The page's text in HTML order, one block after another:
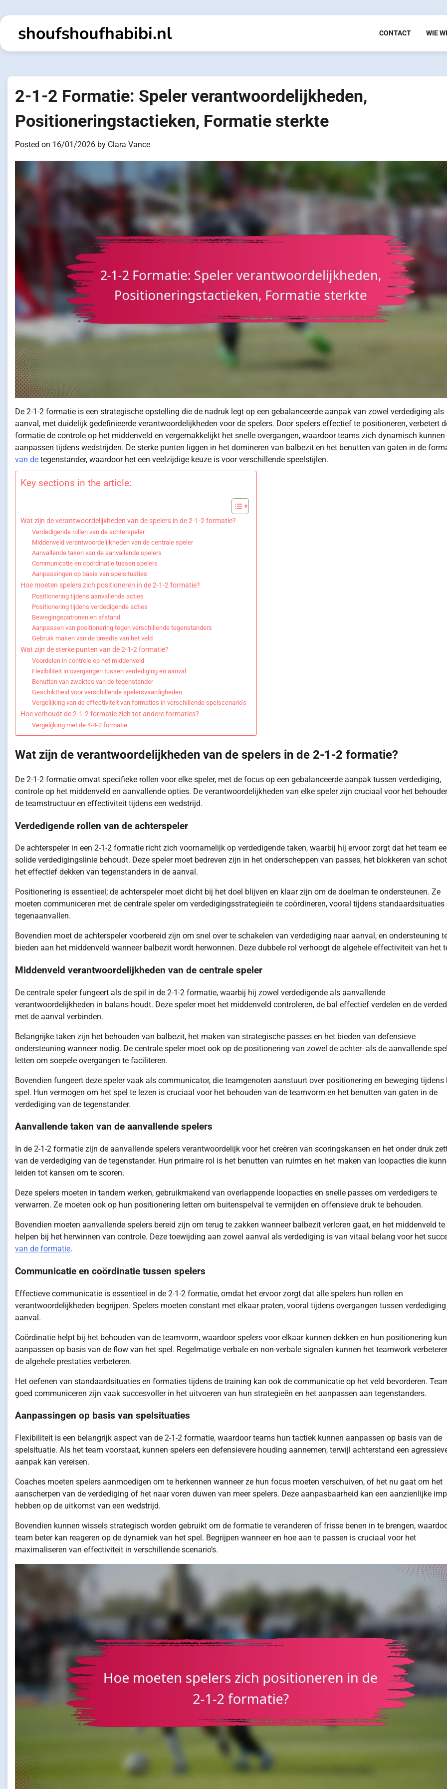
to
contentshoufshoufhabibi.nl CONTACT WIE
2-1-2 Formatie: Speler verantwoordelijkheden,
Positioneringstactieken, Formatie sterkte
Posted on 16/01/2026 by Clara Vance
De 2-1-2 formatie is een strategische opstelling die de nadruk legt op een gebalanceerde aanpak van zowel verdediging als
aanval, met duidelijk gedefinieerde verantwoordelijkheden voor de spelers. Door spelers effectief te positioneren, verbetert
formatie de controle op het middenveld en vergemakkelijkt het snelle overgangen, waardoor teams zich dynamisch kunnen
aanpassen tijdens wedstrijden. De sterke punten liggen in het domineren van balbezit en het benutten van gaten in de
van de tegenstander, waardoor het een veelzijdige keuze is voor verschillende speelstijlen.
Key sections in the article:
Wat zijn de verantwoordelijkheden van de spelers in de 2-1-2 formatie?
Verdedigende rollen van de achterspeler
Middenveld verantwoordelijkheden van de centrale speler
Aanvallende taken van de aanvallende spelers
Communicatie en coördinatie tussen spelers
Aanpassingen op basis van spelsituaties
Hoe moeten spelers zich positioneren in de 2-1-2 formatie?
Positionering tijdens aanvallende acties
Positionering tijdens verdedigende acties
Bewegingspatronen en afstand
Aanpassen van positionering tegen verschillende tegenstanders
Gebruik maken van de breedte van het veld
Wat zijn de sterke punten van de 2-1-2 formatie?
Voordelen in controle op het middenveld
Flexibiliteit in overgangen tussen verdediging en aanval
Benutten van zwaktes van de tegenstander
Geschiktheid voor verschillende spelersvaardigheden
Vergelijking van de effectiviteit van formaties in verschillende spelscenario’s
Hoe verhoudt de 2-1-2 formatie zich tot andere formaties?
Vergelijking met de 4-4-2 formatie
Wat zijn de verantwoordelijkheden van de spelers in de 2-1-2 formatie?
De 2-1-2 formatie omvat specifieke rollen voor elke speler, met de focus op een gebalanceerde aanpak tussen verdediging,
controle op het middenveld en aanvallende opties. De verantwoordelijkheden van elke speler zijn cruciaal voor het
de teamstructuur en effectiviteit tijdens een wedstrijd.
Verdedigende rollen van de achterspeler
De achterspeler in een 2-1-2 formatie richt zich voornamelijk op verdedigende taken, waarbij hij ervoor zorgt dat het team
solide verdedigingslinie behoudt. Deze speler moet bedreven zijn in het onderscheppen van passes, het blokkeren van
het effectief dekken van tegenstanders in de aanval.
Positionering is essentieel; de achterspeler moet dicht bij het doel blijven en klaar zijn om de doelman te ondersteunen. Ze
moeten communiceren met de centrale speler om verdedigingsstrategieën te coördineren, vooral tijdens standaardsituaties
tegenaanvallen.
Bovendien moet de achterspeler voorbereid zijn om snel over te schakelen van verdediging naar aanval, en ondersteuning
bieden aan het middenveld wanneer balbezit wordt herwonnen. Deze dubbele rol verhoogt de algehele effectiviteit van het
Middenveld verantwoordelijkheden van de centrale speler
De centrale speler fungeert als de spil in de 2-1-2 formatie, waarbij hij zowel verdedigende als aanvallende
verantwoordelijkheden in balans houdt. Deze speler moet het middenveld controleren, de bal effectief verdelen en de
met de aanval verbinden.
Belangrijke taken zijn het behouden van balbezit, het maken van strategische passes en het bieden van defensieve
ondersteuning wanneer nodig. De centrale speler moet ook op de positionering van zowel de achter- als de aanvallende
letten om soepele overgangen te faciliteren.
Bovendien fungeert deze speler vaak als communicator, die teamgenoten aanstuurt over positionering en beweging tijdens
spel. Hun vermogen om het spel te lezen is cruciaal voor het behouden van de teamvorm en het benutten van gaten in de
verdediging van de tegenstander.
Aanvallende taken van de aanvallende spelers
In de 2-1-2 formatie zijn de aanvallende spelers verantwoordelijk voor het creëren van scoringskansen en het onder druk
van de verdediging van de tegenstander. Hun primaire rol is het benutten van ruimtes en het maken van loopacties die
leiden tot kansen om te scoren.
Deze spelers moeten in tandem werken, gebruikmakend van overlappende loopacties en snelle passes om verdedigers te
verwarren. Ze moeten ook op hun positionering letten om buitenspelval te vermijden en offensieve druk te behouden.
Bovendien moeten aanvallende spelers bereid zijn om terug te zakken wanneer balbezit verloren gaat, en het middenveld te
helpen bij het herwinnen van controle. Deze toewijding aan zowel aanval als verdediging is van vitaal belang voor het
van de formatie.
Communicatie en coördinatie tussen spelers
Effectieve communicatie is essentieel in de 2-1-2 formatie, omdat het ervoor zorgt dat alle spelers hun rollen en
verantwoordelijkheden begrijpen. Spelers moeten constant met elkaar praten, vooral tijdens overgangen tussen verdediging
aanval.
Coördinatie helpt bij het behouden van de teamvorm, waardoor spelers voor elkaar kunnen dekken en hun positionering
aanpassen op basis van de flow van het spel. Regelmatige verbale en non-verbale signalen kunnen het teamwork
de algehele prestaties verbeteren.
Het oefenen van standaardsituaties en formaties tijdens de training kan ook de communicatie op het veld bevorderen.
goed communiceren zijn vaak succesvoller in het uitvoeren van hun strategieën en het aanpassen aan tegenstanders.
Aanpassingen op basis van spelsituaties
Flexibiliteit is een belangrijk aspect van de 2-1-2 formatie, waardoor teams hun tactiek kunnen aanpassen op basis van de
spelsituatie. Als het team voorstaat, kunnen spelers een defensievere houding aannemen, terwijl achterstand een
aanpak kan vereisen.
Coaches moeten spelers aanmoedigen om te herkennen wanneer ze hun focus moeten verschuiven, of het nu gaat om het
aanscherpen van de verdediging of het naar voren duwen van meer spelers. Deze aanpasbaarheid kan een aanzienlijke
hebben op de uitkomst van een wedstrijd.
Bovendien kunnen wissels strategisch worden gebruikt om de formatie te veranderen of frisse benen in te brengen,
team beter kan reageren op de dynamiek van het spel. Begrijpen wanneer en hoe aan te passen is cruciaal voor het
maximaliseren van effectiviteit in verschillende scenario’s.